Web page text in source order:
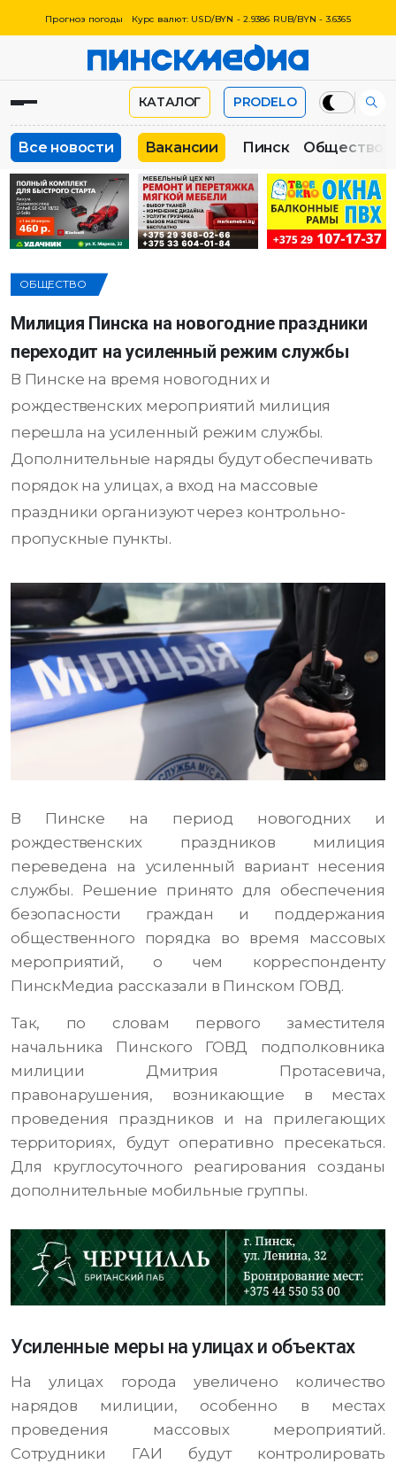
Прогноз погоды Курс валют: USD/BYN - 2.9386 RUB/BYN - 3.6365
КАТАЛОГ PRODELO
Все новости Вакансии Пинск Общество
ОБЩЕСТВО
Милиция Пинска на новогодние праздники
переходит на усиленный режим службы
В Пинске на время новогодних и
рождественских мероприятий милиция
перешла на усиленный режим службы.
Дополнительные наряды будут обеспечивать
порядок на улицах, а вход на массовые
праздники организуют через контрольно-
пропускные пункты.
В Пинске на период новогодних и
рождественских праздников милиция
переведена на усиленный вариант несения
службы. Решение принято для обеспечения
безопасности граждан и поддержания
общественного порядка во время массовых
мероприятий, о чем корреспонденту
ПинскМедиа рассказали в Пинском ГОВД.
Так, по словам первого заместителя
начальника Пинского ГОВД подполковника
милиции Дмитрия Протасевича,
правонарушения, возникающие в местах
проведения праздников и на прилегающих
территориях, будут оперативно пресекаться.
Для круглосуточного реагирования созданы
дополнительные мобильные группы.
Усиленные меры на улицах и объектах
На улицах города увеличено количество
нарядов милиции, особенно в местах
проведения массовых мероприятий.
Сотрудники ГАИ будут контролировать